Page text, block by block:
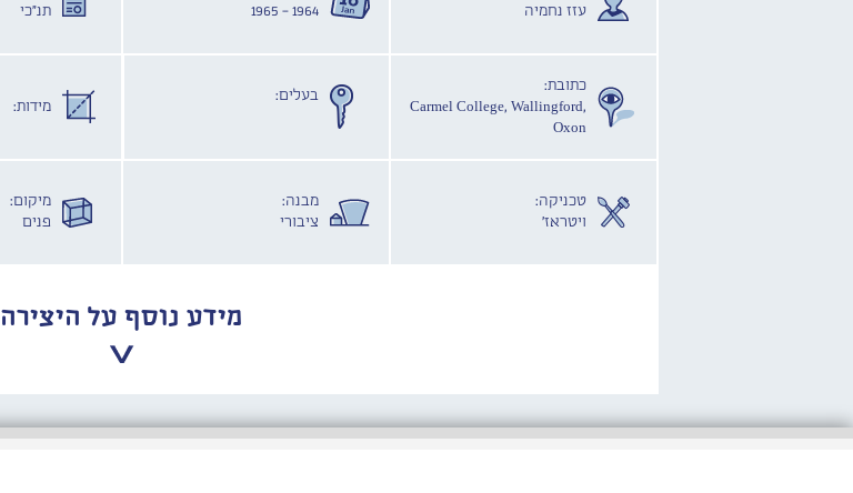
עזז נחמיה
1964 - 1965
תנ"כי
כתובת:
Carmel College, Wallingford,
Oxon
בעלים:
מידות:
טכניקה:
ויטראז'
מבנה:
ציבורי
מיקום:
פנים
מידע נוסף על היצירה